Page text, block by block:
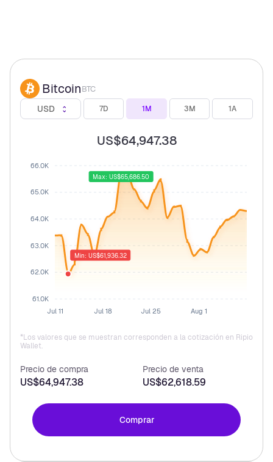
BitcoinBTC
USD 7D 1M 3M 1A
US$64,947.38
66.0K
65.0K
64.0K
63.0K
62.0K
61.0K
Jul 11
Jul 18 Jul 25 Aug 1
Max: US$65,686.50
Min: US$61,936.32
*Los valores que se muestran corresponden a la cotización en Ripio
Wallet.
Precio de compra
US$64,947.38
Precio de venta
US$62,618.59
Comprar